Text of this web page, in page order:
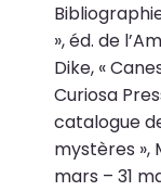
», éd. de
Dike, «
Curiosa
catalogue
mystères »,
mars – 31